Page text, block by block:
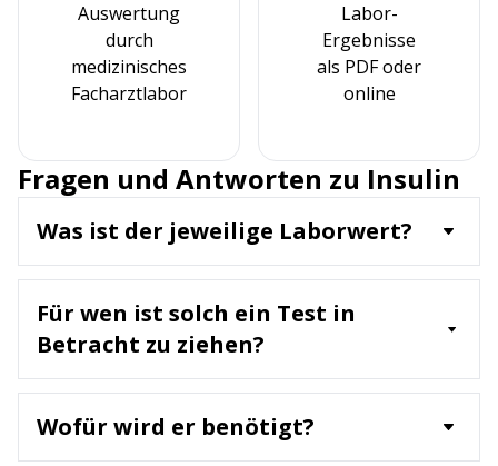
Auswertung
durch
medizinisches
Facharztlabor
Labor-
Ergebnisse
als PDF oder
online
Fragen und Antworten zu Insulin
Was ist der jeweilige Laborwert?
Insulin ist ein Hormon, das von der
Bauchspeicheldrüse produziert wird und für die
Regulation des Blutzuckerspiegels verantwortlich
ist. Der Laborwert misst die Insulinkonzentration
die Funktion der Bauchspeicheldrüse und den
Insulinspiegel zu beurteilen.
Für wen ist solch ein Test in
Betracht zu ziehen?
Ein nüchterner Insulin-Test wird empfohlen für:
Menschen mit Verdacht auf Insulinresistenz oder
Typ-2-Diabetes
Wofür wird er benötigt?
Der Test dient der Diagnose von Insulinresistenz,